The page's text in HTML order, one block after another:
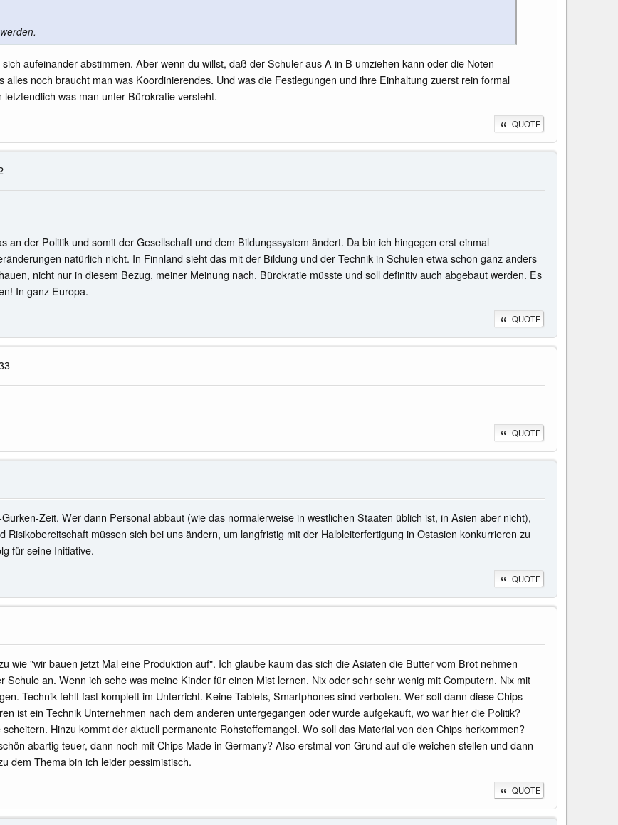
aufeinander abstimmen. Aber wenn du willst, daß der Schuler aus A in B umziehen kann oder die Noten
noch braucht man was Koordinierendes. Und was die Festlegungen und ihre Einhaltung zuerst rein formal
was man unter Bürokratie versteht.
QUOTE
an der Politik und somit der Gesellschaft und dem Bildungssystem ändert. Da bin ich hingegen erst einmal
natürlich nicht. In Finnland sieht das mit der Bildung und der Technik in Schulen etwa schon ganz anders
nicht nur in diesem Bezug, meiner Meinung nach. Bürokratie müsste und soll definitiv auch abgebaut werden. Es
In ganz Europa.
QUOTE
QUOTE
Zeit. Wer dann Personal abbaut (wie das normalerweise in westlichen Staaten üblich ist, in Asien aber nicht),
müssen sich bei uns ändern, um langfristig mit der Halbleiterfertigung in Ostasien konkurrieren zu
für seine Initiative.
QUOTE
wie "wir bauen jetzt Mal eine Produktion auf". Ich glaube kaum das sich die Asiaten die Butter vom Brot nehmen
an. Wenn ich sehe was meine Kinder für einen Mist lernen. Nix oder sehr sehr wenig mit Computern. Nix mit
Technik fehlt fast komplett im Unterricht. Keine Tablets, Smartphones sind verboten. Wer soll dann diese Chips
ist ein Technik Unternehmen nach dem anderen untergegangen oder wurde aufgekauft, wo war hier die Politik?
Hinzu kommt der aktuell permanente Rohstoffemangel. Wo soll das Material von den Chips herkommen?
abartig teuer, dann noch mit Chips Made in Germany? Also erstmal von Grund auf die weichen stellen und dann
dem Thema bin ich leider pessimistisch.
QUOTE